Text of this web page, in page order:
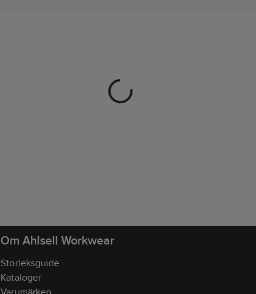
Om Ahlsell Workwear
Storleksguide
Kataloger